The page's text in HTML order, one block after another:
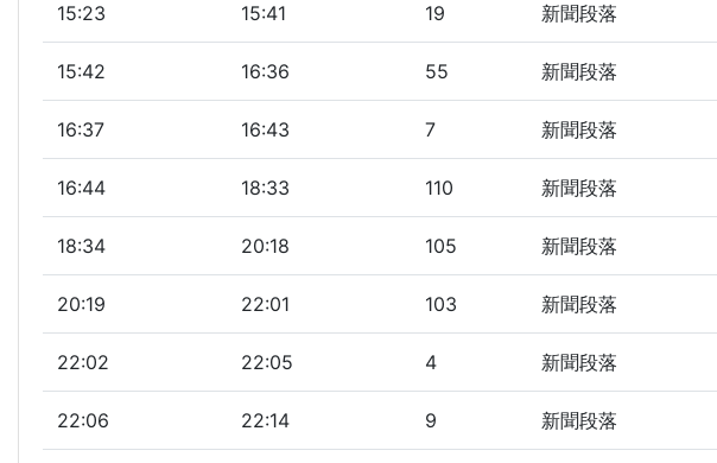
15:23 15:41 19 新聞段落
15:42 16:36 55 新聞段落
16:37 16:43 7 新聞段落
16:44 18:33 110 新聞段落
18:34 20:18 105 新聞段落
20:19 22:01 103 新聞段落
22:02 22:05 4 新聞段落
22:06 22:14 9 新聞段落